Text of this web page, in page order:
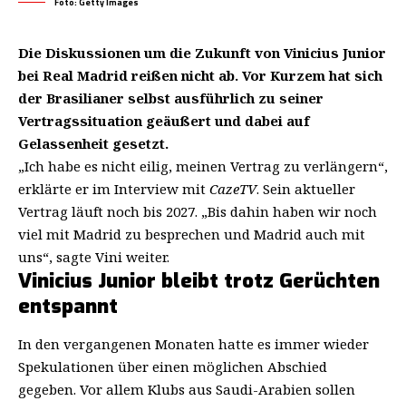
Die Diskussionen um die Zukunft von Vinicius Junior
bei Real Madrid reißen nicht ab. Vor Kurzem hat sich
der Brasilianer selbst ausführlich zu seiner
Vertragssituation geäußert und dabei auf
Gelassenheit gesetzt.
„Ich habe es nicht eilig, meinen Vertrag zu verlängern“,
erklärte er im Interview mit CazeTV. Sein aktueller
Vertrag läuft noch bis 2027. „Bis dahin haben wir noch
viel mit Madrid zu besprechen und Madrid auch mit
uns“, sagte Vini weiter.
Vinicius Junior bleibt trotz Gerüchten
entspannt
In den vergangenen Monaten hatte es immer wieder
Spekulationen über einen möglichen Abschied
gegeben. Vor allem Klubs aus Saudi-Arabien sollen